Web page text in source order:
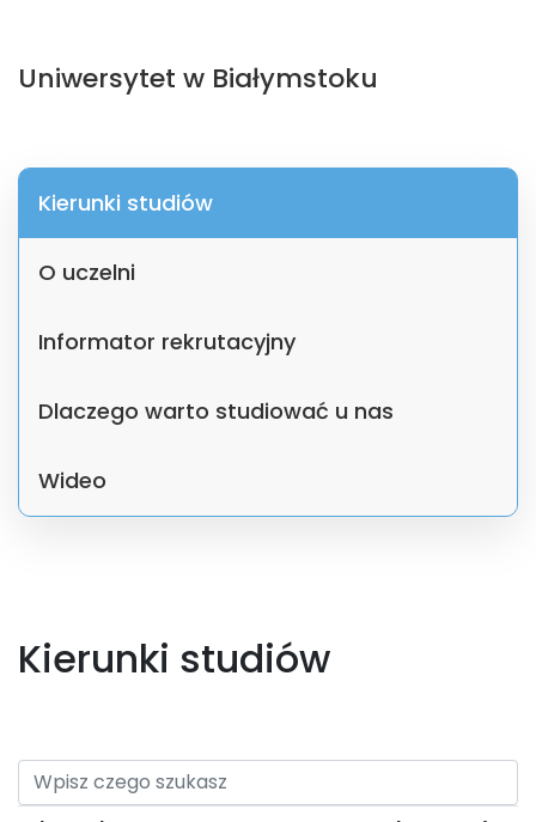
Uniwersytet w Białymstoku
Kierunki studiów
O uczelni
Informator rekrutacyjny
Dlaczego warto studiować u nas
Wideo
Kierunki studiów